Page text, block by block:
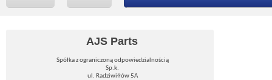
AJS Parts
Spółka z ograniczoną odpowiedzialnością
Sp.k.
ul. Radziwiłłów 5A